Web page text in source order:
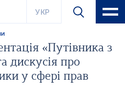
УКР
«Путівника з
дискусія про
у сфері прав